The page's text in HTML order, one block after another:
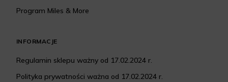
Program Miles & More
INFORMACJE
Regulamin sklepu ważny od 17.02.2024 r.
Polityka prywatności ważna od 17.02.2024 r.